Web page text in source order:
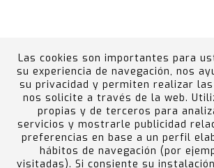
Canal Ético Portal del Empleado
calidad, medio ambiente, prevención
accidentes graves
Las cookies son importantes para
su experiencia de navegación, nos
su privacidad y permiten realizar
nos solicite a través de la web.
propias y de terceros para
servicios y mostrarle publicidad
preferencias en base a un perfil
hábitos de navegación (por
visitadas). Si consiente su